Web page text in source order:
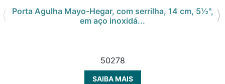
Porta Agulha Mayo-Hegar, com serrilha, 14 cm, 5½",
em aço inoxidá...
50278
SAIBA MAIS